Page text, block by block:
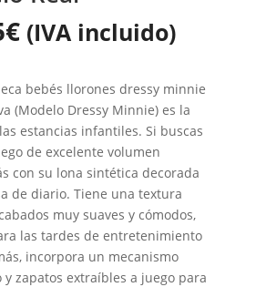
€ (IVA incluido)
bebés llorones dressy minnie
(Modelo Dressy Minnie) es la
estancias infantiles. Si buscas
de excelente volumen
con su lona sintética decorada
de diario. Tiene una textura
muy suaves y cómodos,
las tardes de entretenimiento
incorpora un mecanismo
zapatos extraíbles a juego para